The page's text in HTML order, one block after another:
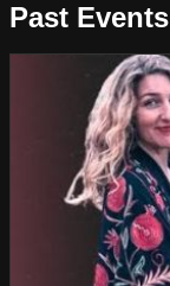
Past Events